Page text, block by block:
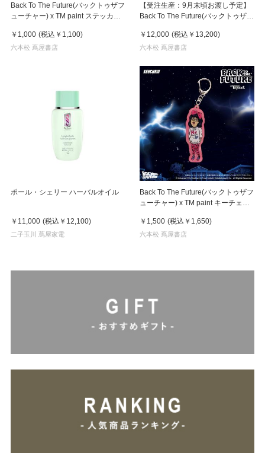
Back To The Future(バックトゥザフ
ューチャー) x TM paint ステッカー
￥1,000 (税込 ￥1,100)
六本松 蔦屋書店
【受注生産：9月末頃お渡し予定】
Back To The Future(バックトゥザフ
Marty & Doc(マーティ＆ドク)
￥12,000 (税込 ￥13,200)
六本松 蔦屋書店
ポール・シェリー ハーバルオイル
￥11,000 (税込 ￥12,100)
二子玉川 蔦屋家電
Back To The Future(バックトゥザフ
ューチャー) x TM paint キーチェー
￥1,500 (税込 ￥1,650)
六本松 蔦屋書店